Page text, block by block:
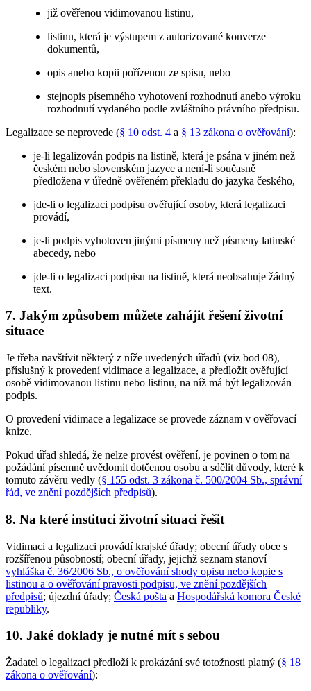
již ověřenou vidimovanou listinu,
listinu, která je výstupem z autorizované konverze
dokumentů,
opis anebo kopii pořízenou ze spisu, nebo
stejnopis písemného vyhotovení rozhodnutí anebo výroku
rozhodnutí vydaného podle zvláštního právního předpisu.
Legalizace se neprovede (§ 10 odst. 4 a § 13 zákona o ověřování):
je-li legalizován podpis na listině, která je psána v jiném než
českém nebo slovenském jazyce a není-li současně
předložena v úředně ověřeném překladu do jazyka českého,
jde-li o legalizaci podpisu ověřující osoby, která legalizaci
provádí,
je-li podpis vyhotoven jinými písmeny než písmeny latinské
abecedy, nebo
jde-li o legalizaci podpisu na listině, která neobsahuje žádný
text.
7. Jakým způsobem můžete zahájit řešení životní
situace
Je třeba navštívit některý z níže uvedených úřadů (viz bod 08),
příslušný k provedení vidimace a legalizace, a předložit ověřující
osobě vidimovanou listinu nebo listinu, na níž má být legalizován
podpis.
O provedení vidimace a legalizace se provede záznam v ověřovací
knize.
Pokud úřad shledá, že nelze provést ověření, je povinen o tom na
požádání písemně uvědomit dotčenou osobu a sdělit důvody, které k
tomuto závěru vedly (§ 155 odst. 3 zákona č. 500/2004 Sb., správní
řád, ve znění pozdějších předpisů).
8. Na které instituci životní situaci řešit
Vidimaci a legalizaci provádí krajské úřady; obecní úřady obce s
rozšířenou působností; obecní úřady, jejichž seznam stanoví
vyhláška č. 36/2006 Sb., o ověřování shody opisu nebo kopie s
listinou a o ověřování pravosti podpisu, ve znění pozdějších
předpisů; újezdní úřady; Česká pošta a Hospodářská komora České
republiky.
10. Jaké doklady je nutné mít s sebou
Žadatel o legalizaci předloží k prokázání své totožnosti platný (§ 18
zákona o ověřování):